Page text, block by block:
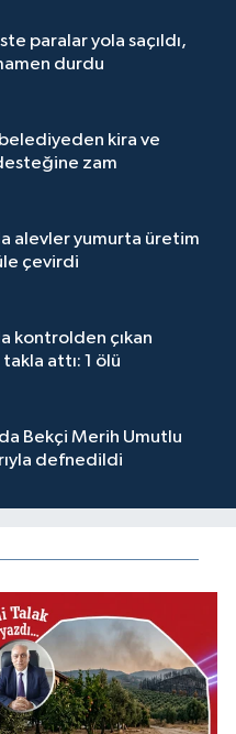
paralar yola saçıldı,
durdu
kira ve
zam
alevler yumurta üretim
çevirdi
kontrolden çıkan
attı: 1 ölü
Bekçi Merih Umutlu
defnedildi